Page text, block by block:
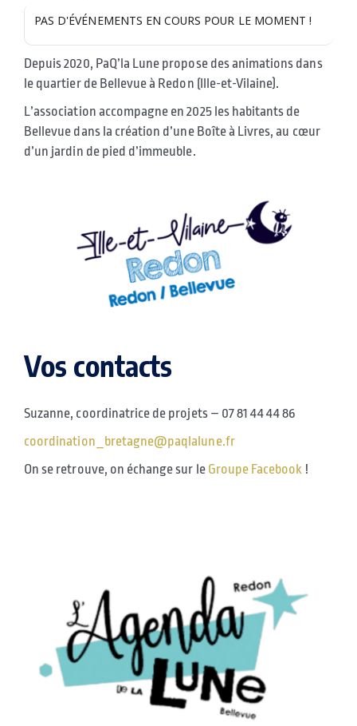
PAS D'ÉVÉNEMENTS EN COURS POUR LE MOMENT !
Depuis 2020, PaQ’la Lune propose des animations dans
le quartier de Bellevue à Redon (Ille-et-Vilaine).
L’association accompagne en 2025 les habitants de
Bellevue dans la création d’une Boîte à Livres, au cœur
d’un jardin de pied d’immeuble.
Vos contacts
Suzanne, coordinatrice de projets – 07 81 44 44 86
coordination_bretagne@paqlalune.fr
On se retrouve, on échange sur le Groupe Facebook !